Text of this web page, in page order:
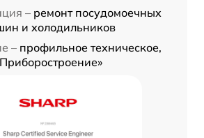
– ремонт посудомоечных
и холодильников
– профильное техническое,